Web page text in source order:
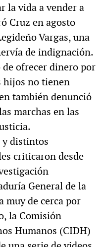
la vida a vender a
Cruz en agosto
Vargas, una
de indignación.
de ofrecer dinero por
hijos no tienen
también denunció
marchas en las
y distintos
criticaron desde
General de la
muy de cerca por
la Comisión
Humanos (CIDH)